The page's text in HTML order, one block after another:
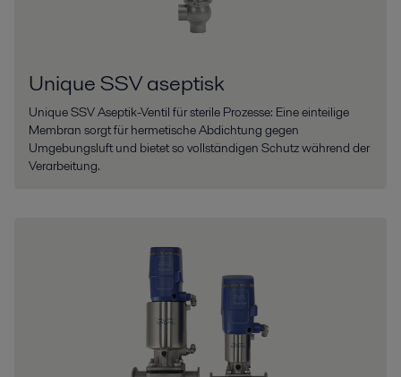
Unique SSV aseptisk
Unique SSV Aseptik-Ventil für sterile Prozesse: Eine einteilige
Membran sorgt für hermetische Abdichtung gegen
Umgebungsluft und bietet so vollständigen Schutz während der
Verarbeitung.